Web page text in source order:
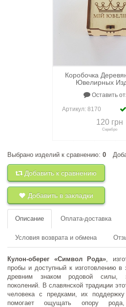
Коробочка
Ювелирных
Оставить
Артикул: 8170
120 грн
Серебро
+к сравнению
Выбрано изделий к сравнению: 0
Добавить к сравнению
Добавить в закладки
Описание Оплата-доставка
Условия возврата и обмена
Кулон-оберег «Символ Рода»,
пробы и доступный к изготовлению в
древним знаком родовой силы,
поколений. В славянской традиции
человека с предками, их
помогает ощущать опору